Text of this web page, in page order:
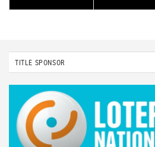
TITLE SPONSOR